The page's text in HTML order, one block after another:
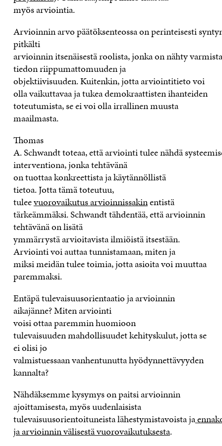
myösarviointia.
Arvioinninarvopäätöksenteossaonperinteisesti
pitkälti
arvioinninitsenäisestäroolista,jonkaonnähtyvarmista
tiedon riippumattomuuden ja
objektiivisuuden.Kuitenkin, jotta arviointitietovoi
ollavaikuttavaaja tukea demokraattisten ihanteiden
toteutumista, se ei voi olla irrallinen muusta
maailmasta.
Thomas
A. Schwandttoteaa,ettäarviointituleenähdä
interventiona, jonkatehtävänä
ontuottaakonkreettistaja käytännöllistä
tietoa.Jotta tämä toteutuu,
tuleevuorovaikutusarvioinnissakinentistä
tärkeämmäksi.Schwandttähdentää,että arvioinnin
tehtävänä on lisätä
ymmärrystäarvioitavistailmiöistä itsestään.
Arviointi voi auttaa tunnistamaan, miten ja
miksimeidäntuleetoimia, jottaasioita voi muuttaa
paremmaksi.
Entäpä tulevaisuusorientaatio ja arvioinnin
aikajänne?Miten arviointi
voisiottaaparemminhuomioon
tulevaisuudenmahdollisuudetkehityskulut, jotta se
ei olisi jo
valmistuessaanvanhentunuttahyödynnettävyyden
kannalta?
Nähdäksemme kysymys on paitsi arvioinnin
ajoittamisesta,myösuudenlaisista
tulevaisuusorientoituneistalähestymistavoistaja
ja arvioinnin välisestä vuorovaikutuksesta.